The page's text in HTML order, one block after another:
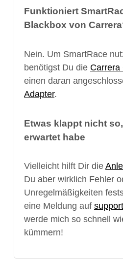
Funktioniert
Blackbox von
Nein. Um SmartRace
benötigst Du die Carrera
einen daran
Adapter.
Etwas klappt nicht
erwartet habe
Vielleicht hilft Dir die
Du aber wirklich Fehler
Unregelmäßigkeiten
eine Meldung auf
werde mich so schnell
kümmern!